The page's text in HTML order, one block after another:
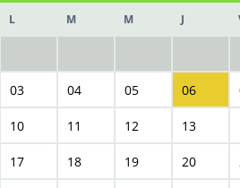
L M M J
03 04 05 06
10 11 12 13
17 18 19 20